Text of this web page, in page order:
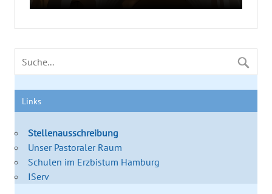
Links
Stellenausschreibung
Unser Pastoraler Raum
Schulen im Erzbistum Hamburg
IServ